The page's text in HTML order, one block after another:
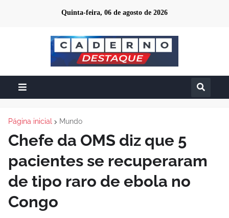
Quinta-feira, 06 de agosto de 2026
Página inicial Mundo
Chefe da OMS diz que 5
pacientes se recuperaram
de tipo raro de ebola no
Congo